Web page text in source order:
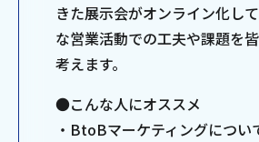
きた展示会がオンライン化し
な営業活動での工夫や課題を
考えます。
●こんな人にオススメ
・BtoBマーケティングについ